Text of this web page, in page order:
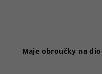
Maje obroučky na